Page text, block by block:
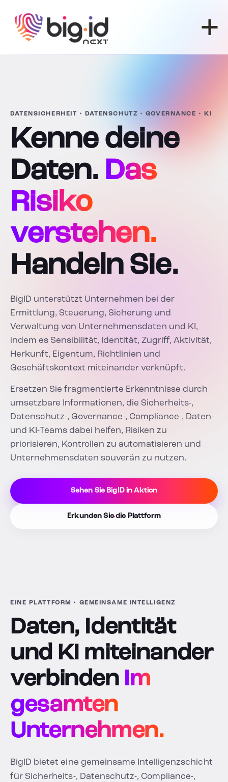
DATENSICHERHEIT • DATENSCHUTZ • GOVERNANCE • KI
Kenne deine
Daten. Das
Risiko
verstehen.
Handeln Sie.
BigID unterstützt Unternehmen bei der
Ermittlung, Steuerung, Sicherung und
Verwaltung von Unternehmensdaten und KI,
indem es Sensibilität, Identität, Zugriff, Aktivität,
Herkunft, Eigentum, Richtlinien und
Geschäftskontext miteinander verknüpft.
Ersetzen Sie fragmentierte Erkenntnisse durch
umsetzbare Informationen, die Sicherheits-,
Datenschutz-, Governance-, Compliance-, Daten-
und KI-Teams dabei helfen, Risiken zu
priorisieren, Kontrollen zu automatisieren und
Unternehmensdaten souverän zu nutzen.
Sehen Sie BigID in Aktion
Erkunden Sie die Plattform
EINE PLATTFORM • GEMEINSAME INTELLIGENZ
Daten, Identität
und KI miteinander
verbinden Im
gesamten
Unternehmen.
BigID bietet eine gemeinsame Intelligenzschicht
für Sicherheits-, Datenschutz-, Compliance-,